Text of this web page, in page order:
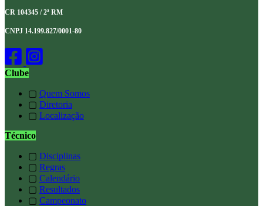
CR 104345 / 2ª RM
CNPJ 14.199.827/0001-80
Clube
▢ Quem Somos
▢ Diretoria
▢ Localização
Técnico
▢ Disciplinas
▢ Regras
▢ Calendário
▢ Resultados
▢ Campeonato